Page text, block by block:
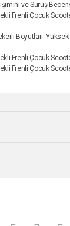
ve Sürüş
Frenli Çocuk
Boyutları:
Frenli Çocuk
Frenli Çocuk
alternatifler